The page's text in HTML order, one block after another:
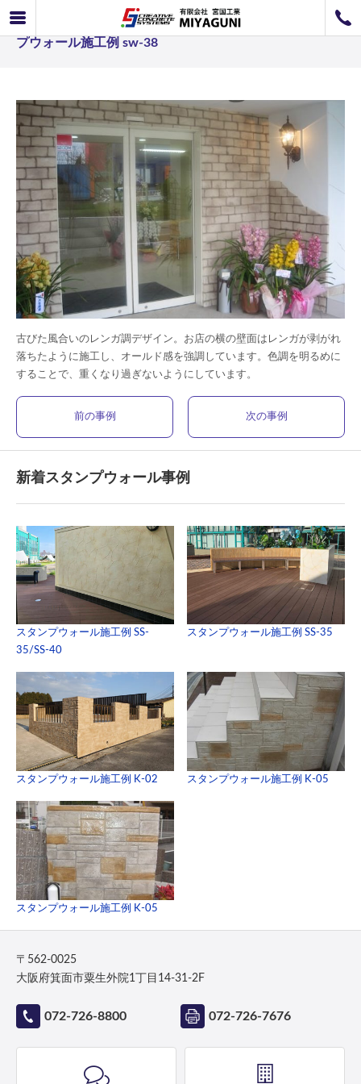
072-726-8800
スタンプウォール事例 色調の選択がポイントのスタン
プウォール施工例 sw-38
古びた風合いのレンガ調デザイン。お店の横の壁面はレンガが剥がれ
落ちたように施工し、オールド感を強調しています。色調を明るめに
することで、重くなり過ぎないようにしています。
前の事例 次の事例
新着スタンプウォール事例
スタンプウォール施工例 SS-
35/SS-40
スタンプウォール施工例 SS-35
スタンプウォール施工例 K-02 スタンプウォール施工例 K-05
スタンプウォール施工例 K-05
〒562-0025
大阪府箕面市粟生外院1丁目14-31-2F
072-726-8800 072-726-7676